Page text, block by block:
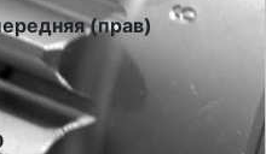
(прав)